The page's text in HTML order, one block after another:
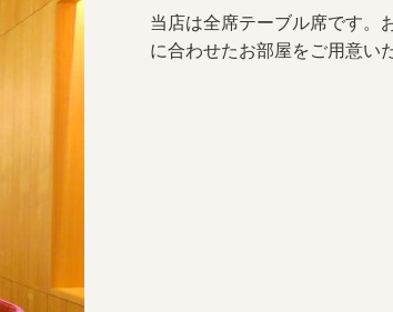
当店は全席テーブル席です。
に合わせたお部屋をご用意い